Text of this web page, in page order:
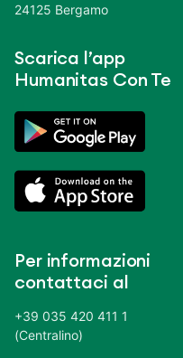
24125 Bergamo
Scarica l’app
Humanitas Con Te
Per informazioni
contattaci al
+39 035 420 411 1
(Centralino)